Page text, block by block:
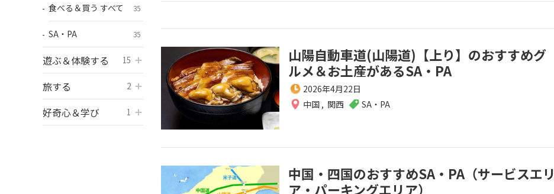
食べる＆買う すべて 35
SA・PA 35
遊ぶ＆体験する 15
旅する
2
好奇心＆学び
1
山陽自動車道(山陽道)【上り】のおすすめグ
ルメ＆お土産があるSA・PA
2026年4月22日
中国 , 関西 SA・PA
中国・四国のおすすめSA・PA（サービスエリ
ア・パーキングエリア）